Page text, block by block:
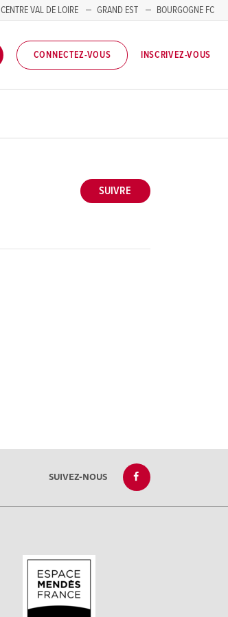
CENTRE VAL DE LOIRE GRAND EST
BOURGOGNE FC
CONNECTEZ-VOUS INSCRIVEZ-VOUS
SUIVRE
SUIVEZ-NOUS